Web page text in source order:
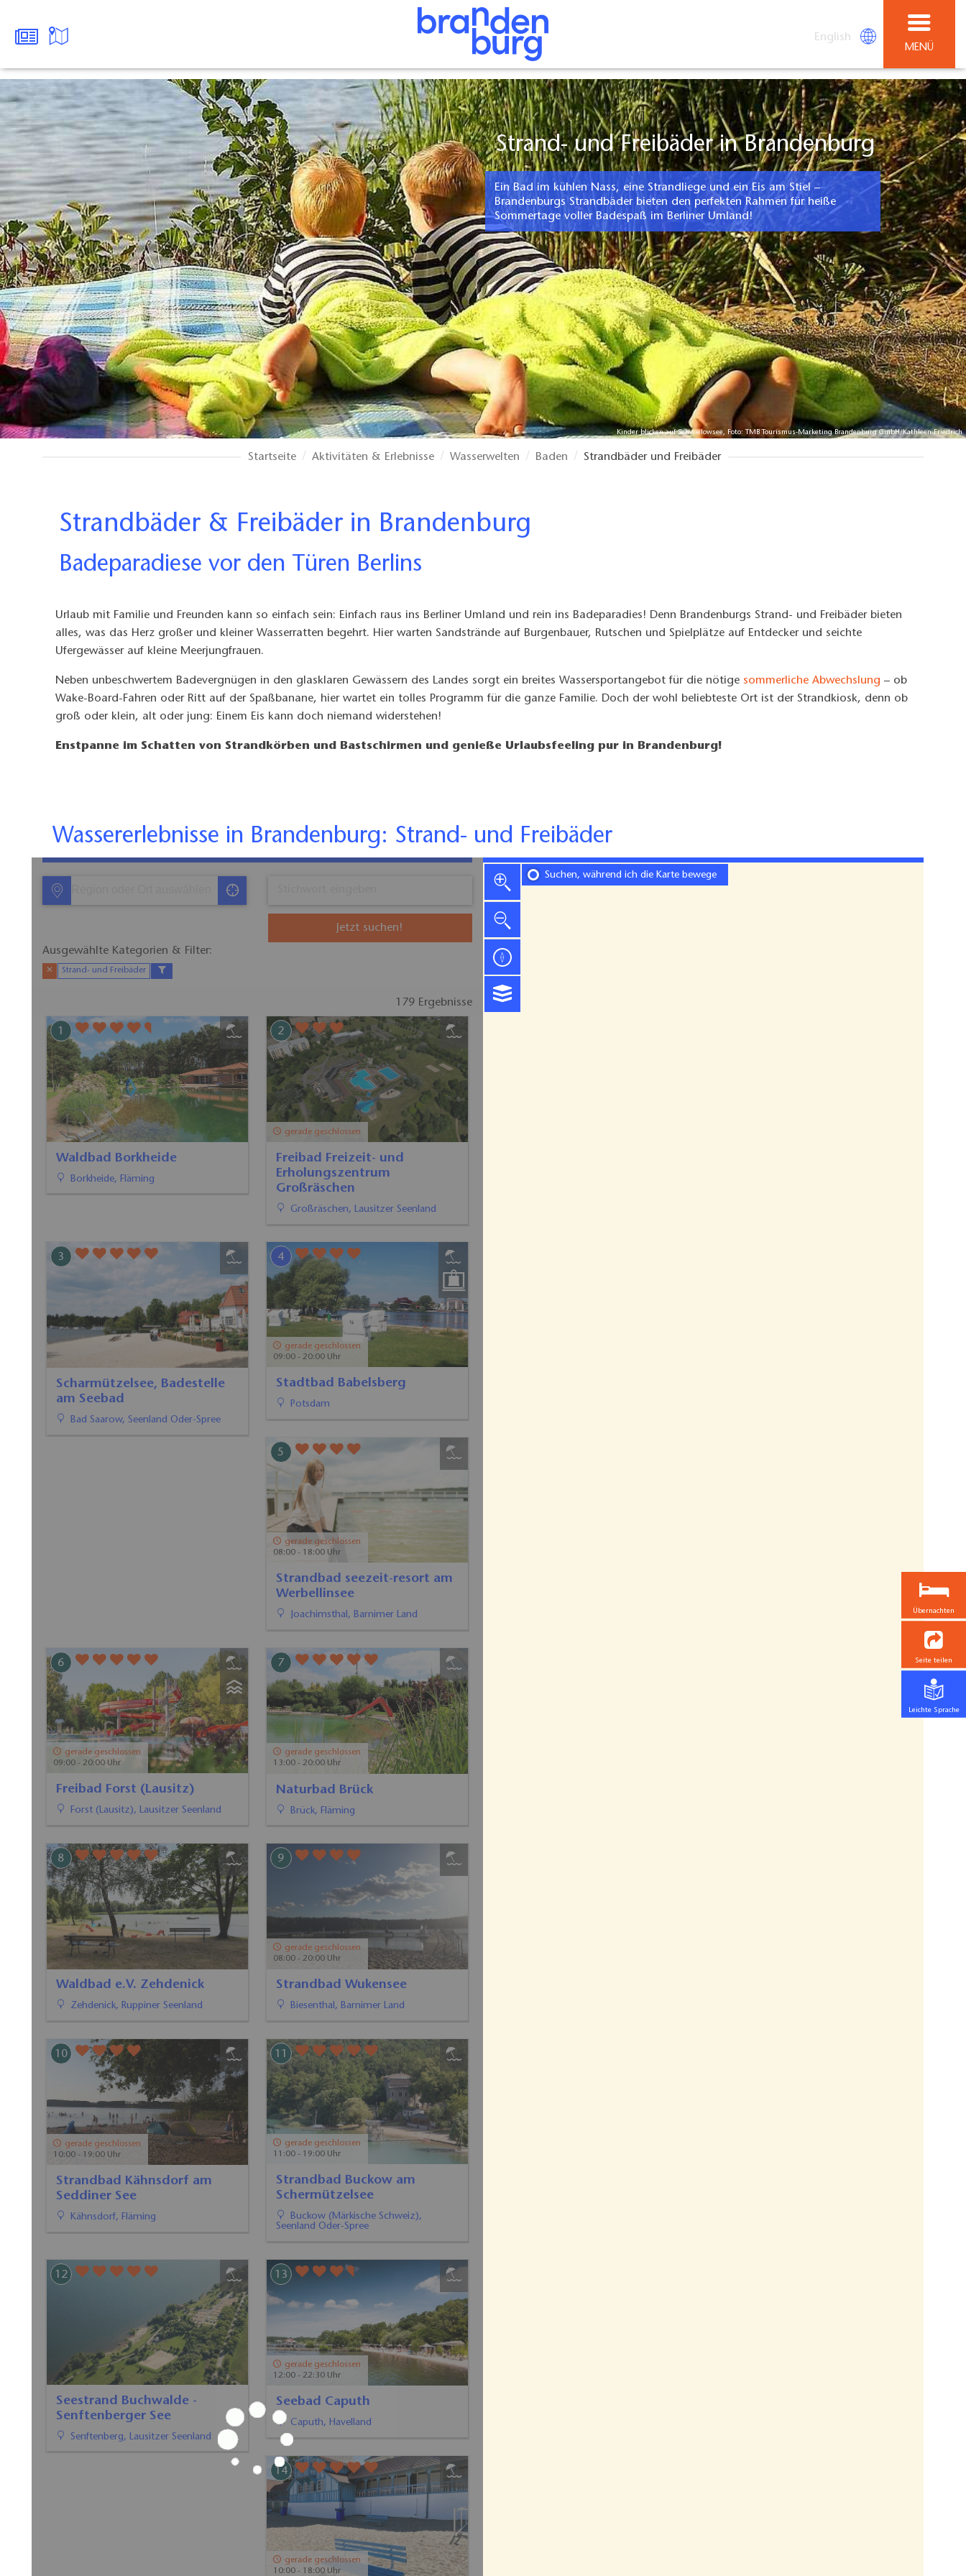
English
MENÜ
Kinder blicken auf Schwielowsee, Foto: TMB Tourismus-Marketing Brandenburg GmbH/Kathleen Friedrich
Strand- und Freibäder in Brandenburg
Ein Bad im kühlen Nass, eine Strandliege und ein Eis am Stiel –
Brandenburgs Strandbäder bieten den perfekten Rahmen für heiße
Sommertage voller Badespaß im Berliner Umland!
Startseite Aktivitäten & Erlebnisse Wasserwelten Baden Strandbäder und Freibäder
Strandbäder & Freibäder in Brandenburg
Badeparadiese vor den Türen Berlins
Urlaub mit Familie und Freunden kann so einfach sein: Einfach raus ins Berliner Umland und rein ins Badeparadies! Denn Brandenburgs Strand- und Freibäder bieten
alles, was das Herz großer und kleiner Wasserratten begehrt. Hier warten Sandstrände auf Burgenbauer, Rutschen und Spielplätze auf Entdecker und seichte
Ufergewässer auf kleine Meerjungfrauen.
Neben unbeschwertem Badevergnügen in den glasklaren Gewässern des Landes sorgt ein breites Wassersportangebot für die nötige sommerliche Abwechslung – ob
Wake-Board-Fahren oder Ritt auf der Spaßbanane, hier wartet ein tolles Programm für die ganze Familie. Doch der wohl beliebteste Ort ist der Strandkiosk, denn ob
groß oder klein, alt oder jung: Einem Eis kann doch niemand widerstehen!
Enstpanne im Schatten von Strandkörben und Bastschirmen und genieße Urlaubsfeeling pur in Brandenburg!
Wassererlebnisse in Brandenburg: Strand- und Freibäder
Jetzt suchen!
Ausgewählte Kategorien & Filter:​
✕ Strand- und Freibäder
179 Ergebnisse
1
Waldbad Borkheide
Borkheide, Fläming
2
gerade geschlossen
Freibad Freizeit- und
Erholungszentrum
Großräschen
Großräschen, Lausitzer Seenland
3
Scharmützelsee, Badestelle
am Seebad
Bad Saarow, Seenland Oder-Spree
4
gerade geschlossen
09:00 - 20:00 Uhr
Stadtbad Babelsberg
Potsdam
Joachimsthal, Barnimer Land
gerade geschlossen
09:00 - 20:00 Uhr
Freibad Forst (Lausitz)
7
13:00 - 20:00 Uhr
Brück, Fläming
8
Zehdenick, Ruppiner Seenland
9
Strandbad Wukensee
Biesenthal, Barnimer Land
10
Strandbad Kähnsdorf am
Seddiner See
Kähnsdorf, Fläming
11:00 - 19:00 Uhr
Strandbad Buckow am
Buckow (Märkische Schweiz),
Seenland Oder-Spree
Seestrand Buchwalde -
Senftenberger See
Senftenberg, Lausitzer Seenland
13
gerade geschlossen
10:00 - 18:00 Uhr
Freibad Strausberg mit
Bootsverleih
Strausberg, Seenland Oder-Spree
Suchen, während ich die Karte bewege
Übernachten
Seite teilen
Leichte Sprache